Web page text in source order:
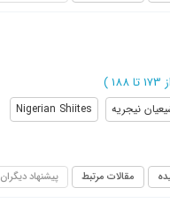
از 173 تا 188 )
نیجریه
Nigerian Shiites
مقالات مرتبط پیشنهاد دیگران